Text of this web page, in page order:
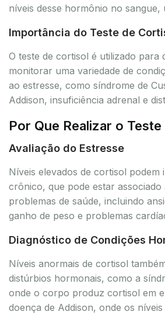
níveis desse hormônio no sangue,
Importância do Teste de
O teste de cortisol é utilizado para
monitorar uma variedade de
ao estresse, como síndrome de
Addison, insuficiência adrenal e
Por Que Realizar o
Avaliação do Estresse
Níveis elevados de cortisol podem
crônico, que pode estar associado
problemas de saúde, incluindo
ganho de peso e problemas
Diagnóstico de Condições
Níveis anormais de cortisol
distúrbios hormonais, como a
onde o corpo produz cortisol em
doença de Addison, onde os